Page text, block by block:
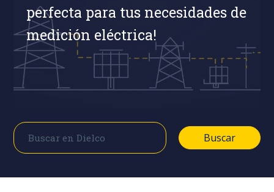
perfecta para tus necesidades de
medición eléctrica!
Buscar
Buscar